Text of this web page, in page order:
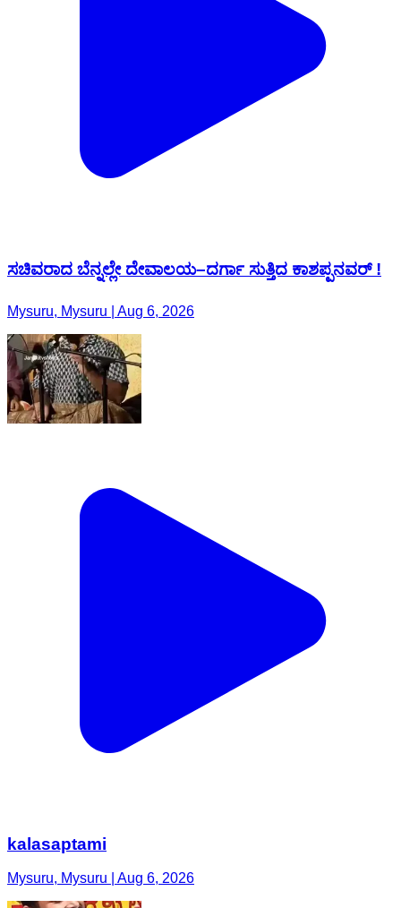
ಸಚಿವರಾದ ಬೆನ್ನಲ್ಲೇ ದೇವಾಲಯ–ದರ್ಗಾ ಸುತ್ತಿದ ಕಾಶಪ್ಪನವರ್ !
Mysuru, Mysuru | Aug 6, 2026
kalasaptami
Mysuru, Mysuru | Aug 6, 2026